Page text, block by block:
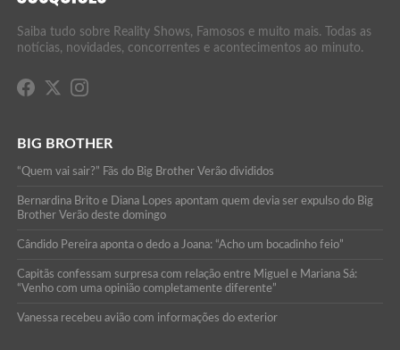
Saiba tudo sobre Reality Shows, Famosos e muito mais. Todas as
notícias, novidades, concorrentes e acontecimentos ao minuto.
BIG BROTHER
“Quem vai sair?” Fãs do Big Brother Verão divididos
Bernardina Brito e Diana Lopes apontam quem devia ser expulso do Big
Brother Verão deste domingo
Cândido Pereira aponta o dedo a Joana: “Acho um bocadinho feio”
Capitãs confessam surpresa com relação entre Miguel e Mariana Sá:
“Venho com uma opinião completamente diferente”
Vanessa recebeu avião com informações do exterior